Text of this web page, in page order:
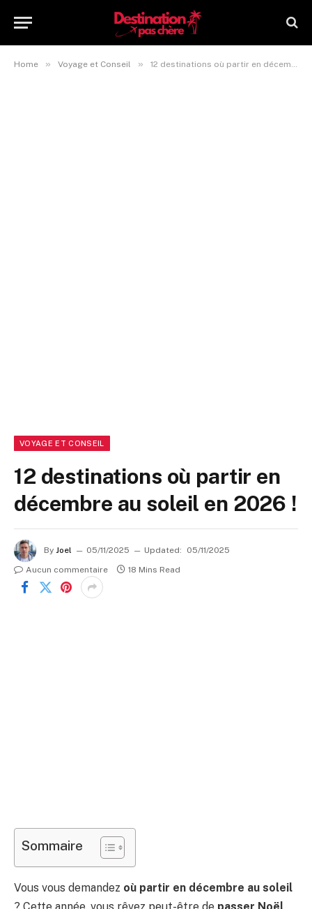
Home » Voyage et Conseil » 12 destinations où partir en décembre au soleil en 2026 !
VOYAGE ET CONSEIL
12 destinations où partir en
décembre au soleil en 2026 !
By Joel 05/11/2025 Updated:
05/11/2025
Aucun commentaire
18 Mins Read
Sommaire
Vous vous demandez où partir en décembre au soleil
? Cette année, vous rêvez peut-être de passer Noël